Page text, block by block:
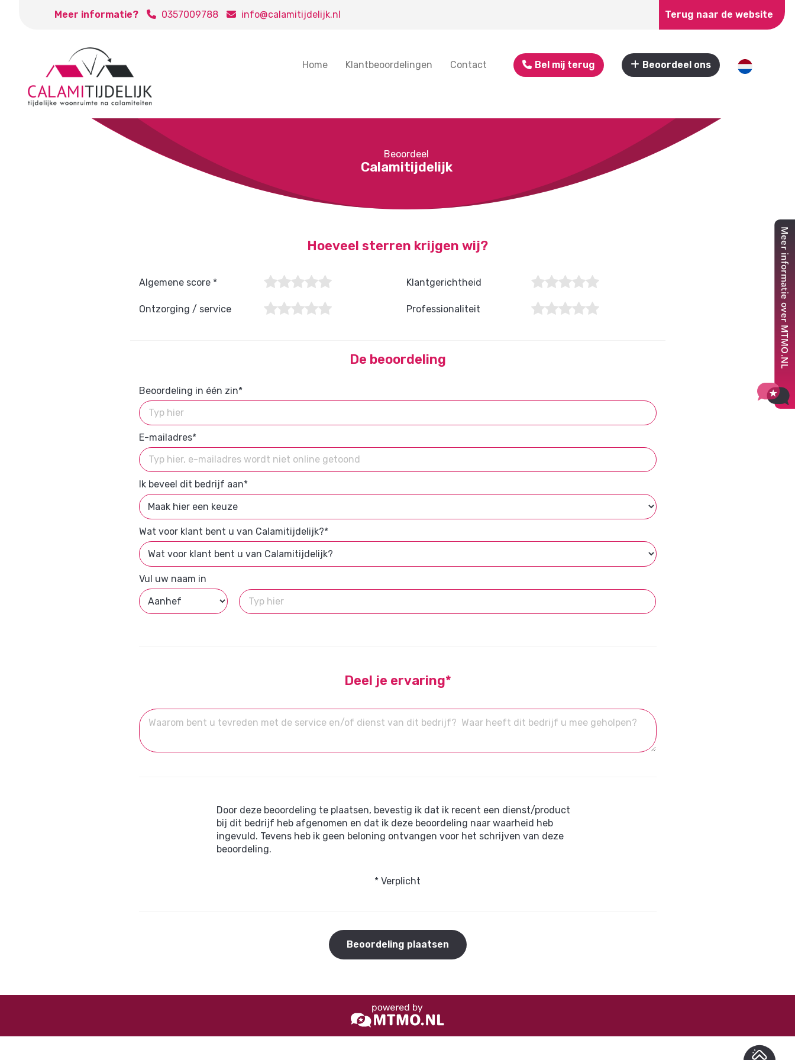
Meer informatie? 0357009788 info@calamitijdelijk.nl Terug naar de website
Home Klantbeoordelingen Contact Bel mij terug Beoordeel ons
Beoordeel
Calamitijdelijk
Hoeveel sterren krijgen wij?
Algemene score * Klantgerichtheid
Ontzorging / service Professionaliteit
De beoordeling
Beoordeling in één zin*
E-mailadres*
Ik beveel dit bedrijf aan*
Wat voor klant bent u van Calamitijdelijk?*
Vul uw naam in
Deel je ervaring*
Door deze beoordeling te plaatsen, bevestig ik dat ik recent een dienst/product
bij dit bedrijf heb afgenomen en dat ik deze beoordeling naar waarheid heb
ingevuld. Tevens heb ik geen beloning ontvangen voor het schrijven van deze
beoordeling.
* Verplicht